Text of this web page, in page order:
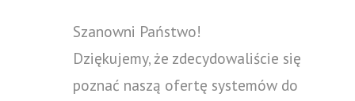
Szanowni Państwo!
Dziękujemy, że zdecydowaliście się
poznać naszą ofertę systemów do